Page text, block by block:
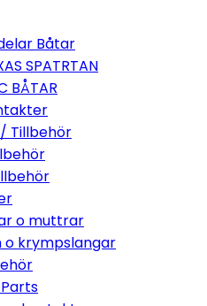
Båtar
SPATRTAN
BÅTAR
Tillbehör
o muttrar
o krympslangar
Parts